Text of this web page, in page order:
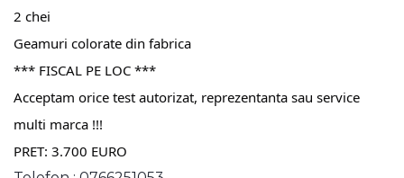
2 chei
Geamuri colorate din fabrica
*** FISCAL PE LOC ***
Acceptam orice test autorizat, reprezentanta sau service
multi marca !!!
PRET: 3.700 EURO